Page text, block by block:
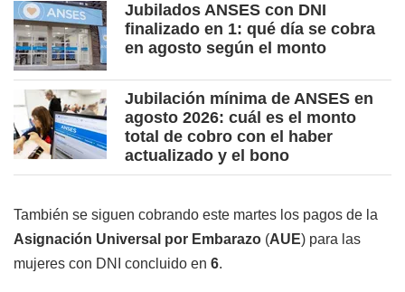
Jubilados ANSES con DNI
finalizado en 1: qué día se cobra
en agosto según el monto
Jubilación mínima de ANSES en
agosto 2026: cuál es el monto
total de cobro con el haber
actualizado y el bono
También se siguen cobrando este martes los pagos de la
Asignación Universal por Embarazo (AUE) para las
mujeres con DNI concluido en 6.